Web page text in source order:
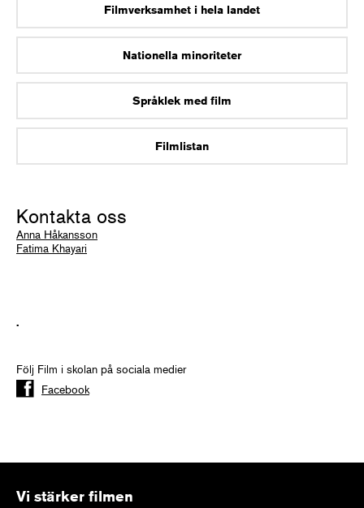
Filmverksamhet i hela landet
Nationella minoriteter
Språklek med film
Filmlistan
Kontakta oss
Anna Håkansson
Fatima Khayari
.
Följ Film i skolan på sociala medier
Facebook
Vi stärker filmen